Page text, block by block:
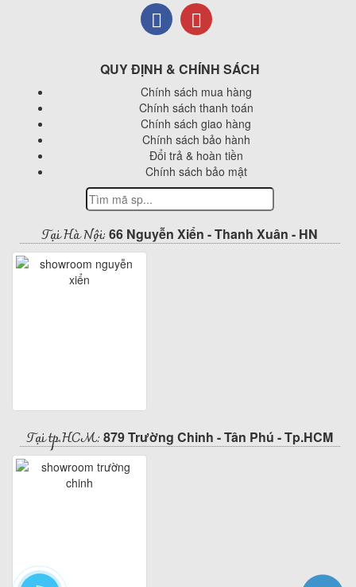
QUY ĐỊNH & CHÍNH SÁCH
Chính sách mua hàng
Chính sách thanh toán
Chính sách giao hàng
Chính sách bảo hành
Đổi trả & hoàn tiền
Chính sách bảo mật
Tại Hà Nội: 66 Nguyễn Xiển - Thanh Xuân - HN
Tại tp.HCM: 879 Trường Chinh - Tân Phú - Tp.HCM